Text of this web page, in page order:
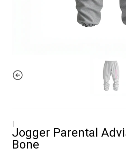
|
Jogger Parental
Bone